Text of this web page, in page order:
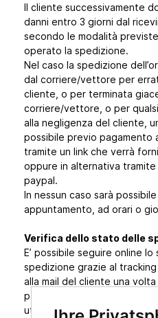
Il cliente successivamente
danni entro 3 giorni dal
secondo le modalità
operato la spedizione.
Nel caso la spedizione
dal corriere/vettore per
cliente, o per terminata
corriere/vettore, o per
alla negligenza del cliente,
possibile previo pagamento
tramite un link che verrà
oppure in alternativa
paypal.
In nessun caso sarà
appuntamento, ad orari o
Verifica dello stato delle
E’ possibile seguire online
spedizione grazie al
alla mail del cliente una
partita, e che contiene
utilizzato, il codice